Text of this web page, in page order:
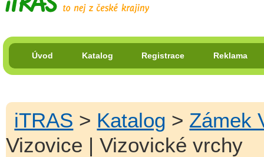
Úvod Katalog Registrace Reklama
iTRAS > Katalog > Zámek
Vizovice | Vizovické vrchy